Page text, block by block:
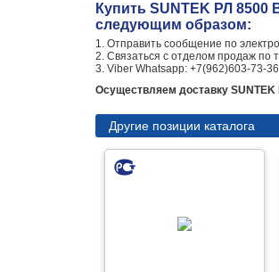
Купить SUNTEK РЛ
следующим образом:
1. Отправить сообщение по
2. Связаться с отделом продаж по
3. Viber Whatsapp: +7(962)603-73-36
Осуществляем доставку SUNTEK
Другие позиции каталога